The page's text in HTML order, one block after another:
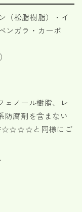
（松脂樹脂）・イ
ンガラ・カーボ
ェノール樹脂、レ
防腐剤を含まない
F☆☆☆☆と同様にご